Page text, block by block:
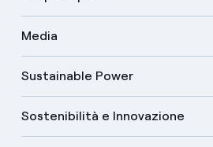
Media
Sustainable Power
Sostenibilità e Innovazione